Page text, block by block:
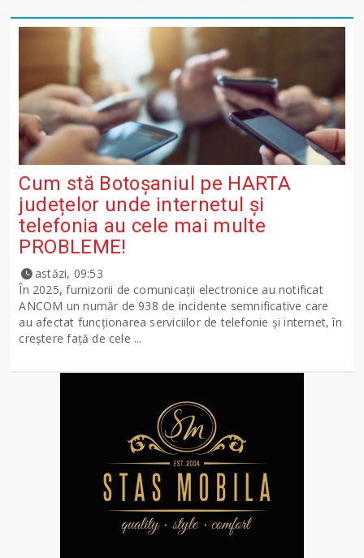
Cum stă Botoșaniul pe HARTA
județelor unde internetul și
telefonia au cele mai multe
PROBLEME!
astăzi, 09:53
În 2025, furnizorii de comunicații electronice au notificat
ANCOM un număr de 938 de incidente semnificative care
au afectat funcționarea serviciilor de telefonie și internet, în
creștere față de cele ...